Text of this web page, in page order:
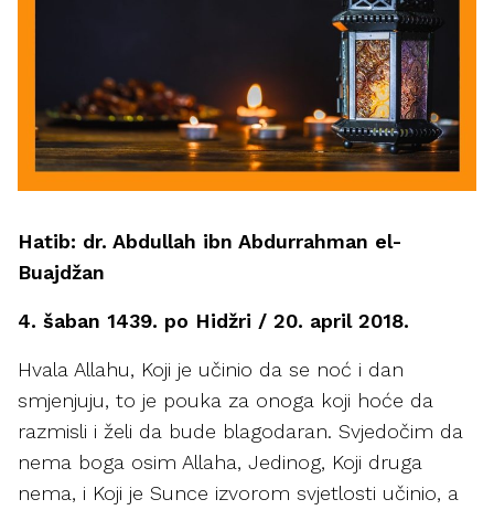
Hatib: dr. Abdullah ibn Abdurrahman el-
Buajdžan
4. šaban 1439. po Hidžri / 20. april 2018.
Hvala Allahu, Koji je učinio da se noć i dan
smjenjuju, to je pouka za onoga koji hoće da
razmisli i želi da bude blagodaran. Svjedočim da
nema boga osim Allaha, Jedinog, Koji druga
nema, i Koji je Sunce izvorom svjetlosti učinio, a